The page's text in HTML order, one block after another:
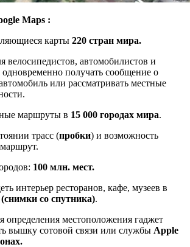
Maps :
карты 220 стран мира.
велосипедистов, автомобилистов и
получать сообщение о
или рассматривать местные
маршруты в 15 000 городах мира.
трасс (пробки) и возможность
100 млн. мест.
интерьер ресторанов, кафе, музеев в
(снимки со спутника).
определения местоположения гаджет
вышку сотовой связи или службы Apple